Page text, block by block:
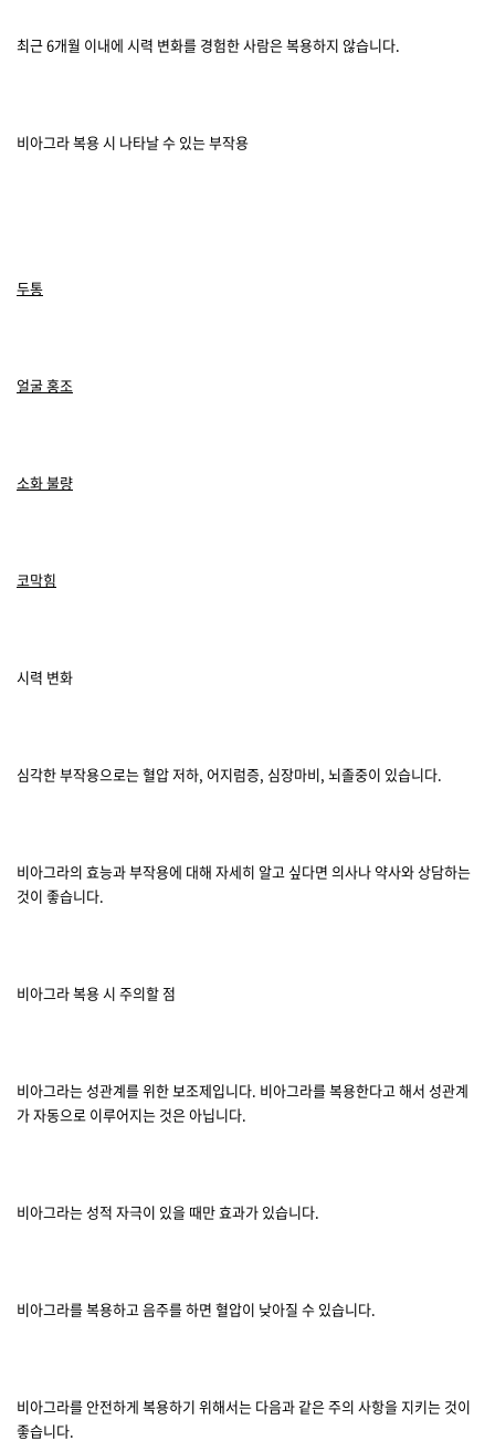
최근 6개월 이내에 시력 변화를 경험한 사람은 복용하지 않습니다.
비아그라 복용 시 나타날 수 있는 부작용
두통
얼굴 홍조
소화 불량
코막힘
시력 변화
심각한 부작용으로는 혈압 저하, 어지럼증, 심장마비, 뇌졸중이 있습니다.
비아그라의 효능과 부작용에 대해 자세히 알고 싶다면 의사나 약사와 상담하는
것이 좋습니다.
비아그라 복용 시 주의할 점
비아그라는 성관계를 위한 보조제입니다. 비아그라를 복용한다고 해서 성관계
가 자동으로 이루어지는 것은 아닙니다.
비아그라는 성적 자극이 있을 때만 효과가 있습니다.
비아그라를 복용하고 음주를 하면 혈압이 낮아질 수 있습니다.
비아그라를 안전하게 복용하기 위해서는 다음과 같은 주의 사항을 지키는 것이
좋습니다.